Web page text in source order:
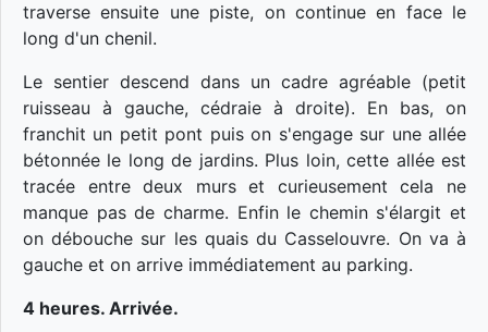
traverse ensuite une piste, on continue en face le
long d'un chenil.
Le sentier descend dans un cadre agréable (petit
ruisseau à gauche, cédraie à droite). En bas, on
franchit un petit pont puis on s'engage sur une allée
bétonnée le long de jardins. Plus loin, cette allée est
tracée entre deux murs et curieusement cela ne
manque pas de charme. Enfin le chemin s'élargit et
on débouche sur les quais du Casselouvre. On va à
gauche et on arrive immédiatement au parking.
4 heures. Arrivée.